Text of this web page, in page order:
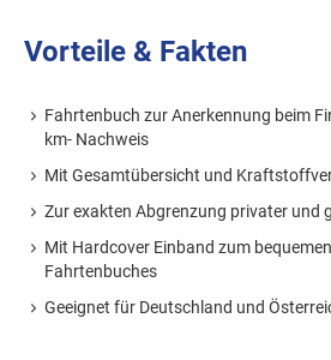
Vorteile & Fakten
Fahrtenbuch zur Anerkennung beim
km- Nachweis
Mit Gesamtübersicht und
Zur exakten Abgrenzung privater und
Mit Hardcover Einband zum
Fahrtenbuches
Geeignet für Deutschland und